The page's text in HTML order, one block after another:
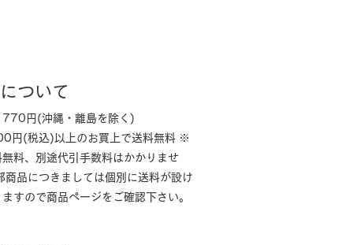
ついて
770円(沖縄・離島を除く)
円(税込)以上のお買上で送料無料 ※
料、別途代引手数料はかかりませ
品につきましては個別に送料が設け
すので商品ページをご確認下さい。